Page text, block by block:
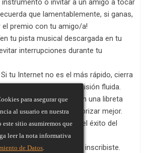
para asegurar que
al usuario en nuestra
sitio asumiremos que
leer la nota informativa
de Datos.
o invitar a un amigo a tocar
que lamentablemente, si ganas,
el premio con tu amigo/a!
tu pista musical descargada en tu
interrupciones durante tu
Si tu Internet no es el más rápido, cierra
asegurar una transmisión fluida.
la letra de tu canción en una libreta
tecnológicos y memorizar mejor.
es esencial para el éxito del
a tiempo!
la canción con la que te inscribiste.